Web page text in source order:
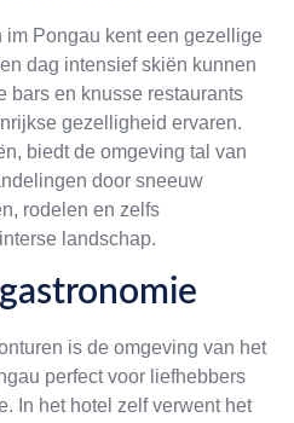
im Pongau kent een gezellige
dag intensief skiën kunnen
bars en knusse restaurants
gezelligheid ervaren.
biedt de omgeving tal van
door sneeuw
rodelen en zelfs
landschap.
is de omgeving van het
perfect voor liefhebbers
In het hotel zelf verwent het